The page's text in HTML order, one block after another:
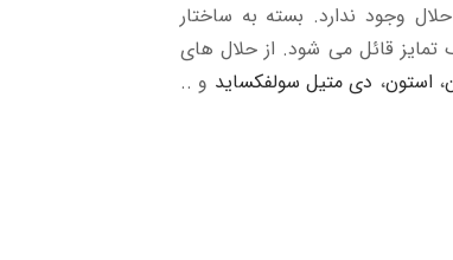
وجود ندارد. بسته به ساختار
قائل می شود. از حلال های
، استون، دی متیل سولفکساید و ..